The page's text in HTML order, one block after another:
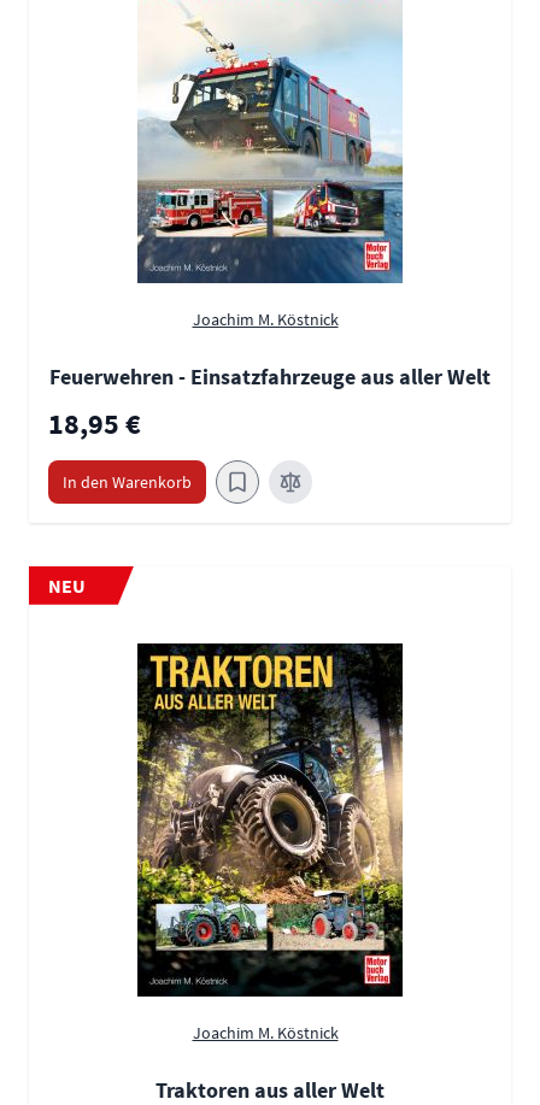
Joachim M. Köstnick
Feuerwehren - Einsatzfahrzeuge aus aller Welt
18,95 €
In den Warenkorb
NEU
Joachim M. Köstnick
Traktoren aus aller Welt